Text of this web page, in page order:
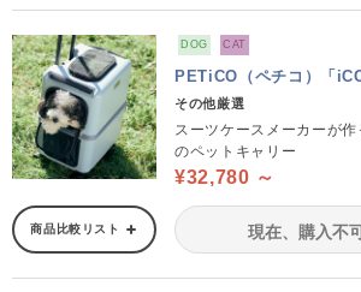
DOG CAT
PETiCO（ペチコ）「
その他厳選
スーツケースメーカーが
のペットキャリー
¥32,780 ～
商品比較リスト 現在、購入不